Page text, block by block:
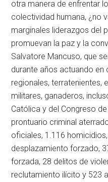
otra manera de enfrentar
colectividad humana, ¿no
marginales liderazgos del
promuevan la paz y la
Salvatore Mancuso, que
durante años actuando
regionales, terratenientes,
militares, ganaderos,
Católica y del Congreso
prontuario criminal
oficiales, 1.116
desplazamiento forzado,
forzada, 28 delitos de
reclutamiento ilícito y 523